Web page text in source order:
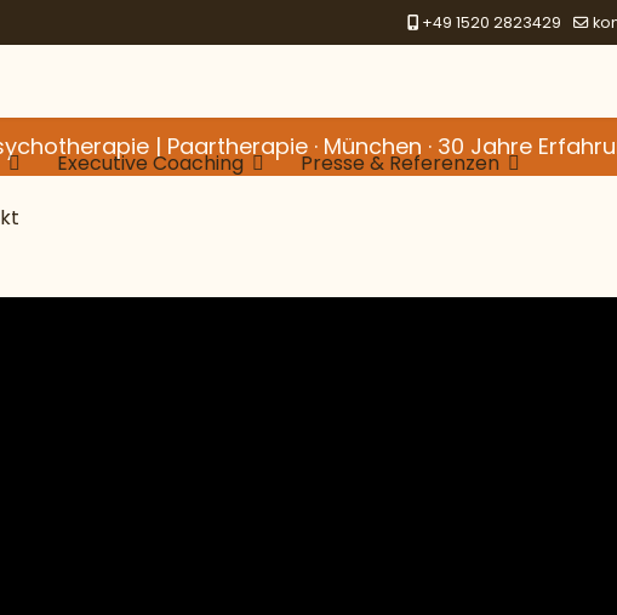
+49 1520 2823429
Executive Coaching
Presse & Referenzen
| Paartherapie · München · 30 Jahre